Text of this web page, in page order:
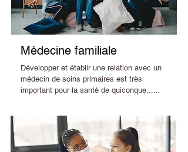
Médecine familiale
Développer et établir une relation avec un
médecin de soins primaires est très
important pour la santé de quiconque......